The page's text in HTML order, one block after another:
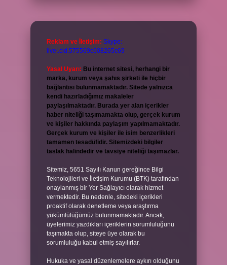
Reklam ve İletişim: Skype:
live:.cid.575569c608265c69
Yasal Uyarı: Bu internet sitesi, herhangi bir
marka, kurum veya şahıs şirketi ile hiçbir
bağlantısı bulunmamaktadır. Sitede yalnızca
kendi hazırladığımız makaleler
paylaşılmaktadır. Burada yer alan içerikler
haber niteliği taşımamakta olup, gerçek kurum
ve kişiler hakkında paylaşım yapılmamaktadır.
Gerçek kurum ve kişiler ile isim benzerlikleri
tamamen tesadüfidir. Sitemizdeki bilgiler
taslak halindedir ve tavsiye niteliği taşımazlar.
Sitemiz, 5651 Sayılı Kanun gereğince Bilgi
Teknolojileri ve İletişim Kurumu (BTK) tarafından
onaylanmış bir Yer Sağlayıcı olarak hizmet
vermektedir. Bu nedenle, sitedeki içerikleri
proaktif olarak denetleme veya araştırma
yükümlülüğümüz bulunmamaktadır. Ancak,
üyelerimiz yazdıkları içeriklerin sorumluluğunu
taşımakta olup, siteye üye olarak bu
sorumluluğu kabul etmiş sayılırlar.
Hukuka ve yasal düzenlemelere aykırı olduğunu